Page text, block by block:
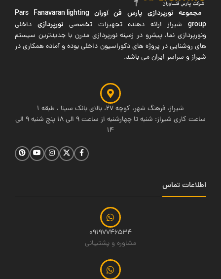
مجموعه نورپردازی پارس فن آوران Pars Fanavaran lighting
groupشیراز ارائه دهنده تجهیزات تخصصی نورپردازی داخلی
ونورپردازی نما، پیشرو در زمینه نورپردازی مدرن با جدیدترین سیستم
های روشنایی در پروژه های دکوراسیون داخلی بوده و آماده همکاری در
شیراز و سراسر ایران می باشد.
شیراز، فرهنگ شهر، کوچه 27، بالای بانک سینا ، طبقه 1
ساعت کاری شیراز: شنبه تا چهارشنبه از ساعت 9 الی 18 پنج شنبه 9 الی
14
اطلاعات تماس
09197746534
مشاوره و پشتیبانی